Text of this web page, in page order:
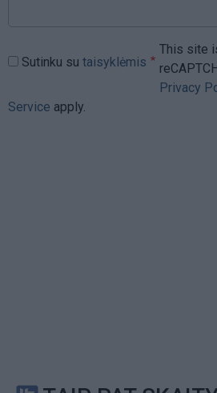
Sutinku su taisyklėmis
This site
Privacy
Service apply.